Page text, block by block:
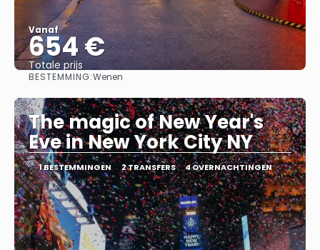
Vanaf
654 €
Totale prijs
BESTEMMING:Wenen
The magic of New Year's
Eve in New York City NY
1 BESTEMMINGEN 2 TRANSFERS 4 OVERNACHTINGEN